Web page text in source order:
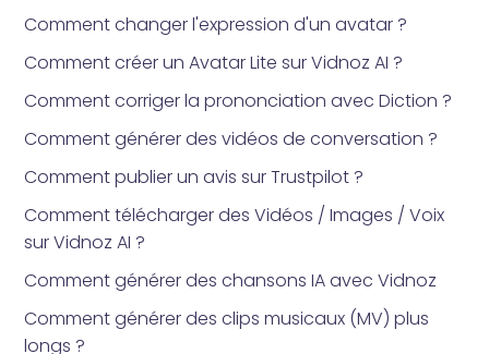
Comment changer l'expression d'un avatar ?
Comment créer un Avatar Lite sur Vidnoz AI ?
Comment corriger la prononciation avec Diction ?
Comment générer des vidéos de conversation ?
Comment publier un avis sur Trustpilot ?
Comment télécharger des Vidéos / Images / Voix
sur Vidnoz AI ?
Comment générer des chansons IA avec Vidnoz
Comment générer des clips musicaux (MV) plus
longs ?